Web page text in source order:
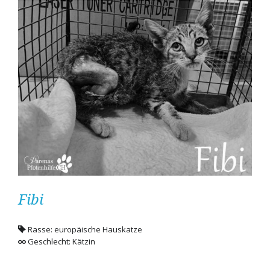
Fibi
Rasse: europäische Hauskatze
Geschlecht: Kätzin